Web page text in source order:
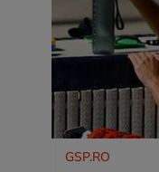
GSP.RO